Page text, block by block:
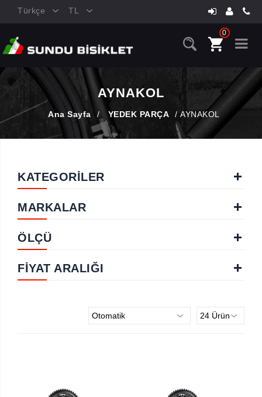
Türkçe TL
0
AYNAKOL
Ana Sayfa / YEDEK PARÇA / AYNAKOL
KATEGORİLER
MARKALAR
ÖLÇÜ
FIYAT ARALIĞI